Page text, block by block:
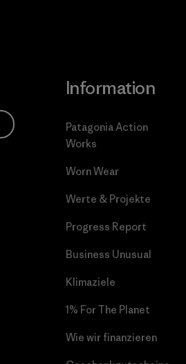
Information
Patagonia Action
Works
Worn Wear
Werte & Projekte
Progress Report
Business Unusual
Klimaziele
1% For The Planet
Wie wir finanzieren